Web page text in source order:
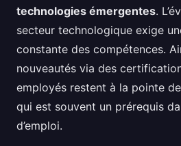
technologies émergentes.
secteur technologique exige
constante des compétences.
nouveautés via des
employés restent à la pointe
qui est souvent un prérequis
d’emploi.